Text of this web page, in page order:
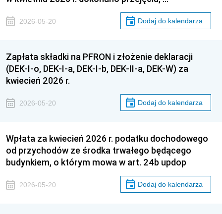
2026-05-20 Dodaj do kalendarza
Zapłata składki na PFRON i złożenie deklaracji
(DEK-I-o, DEK-I-a, DEK-I-b, DEK-II-a, DEK-W) za
kwiecień 2026 r.
2026-05-20 Dodaj do kalendarza
Wpłata za kwiecień 2026 r. podatku dochodowego
od przychodów ze środka trwałego będącego
budynkiem, o którym mowa w art. 24b updop
2026-05-20 Dodaj do kalendarza